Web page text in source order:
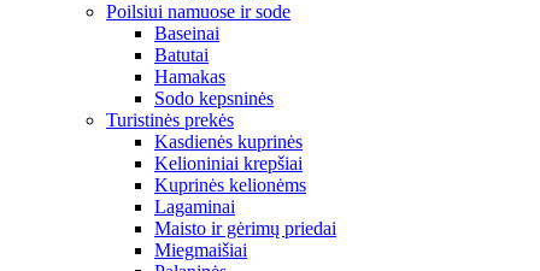
Poilsiui namuose ir sode
Baseinai
Batutai
Hamakas
Sodo kepsninės
Turistinės prekės
Kasdienės kuprinės
Kelioniniai krepšiai
Kuprinės kelionėms
Lagaminai
Maisto ir gėrimų priedai
Miegmaišiai